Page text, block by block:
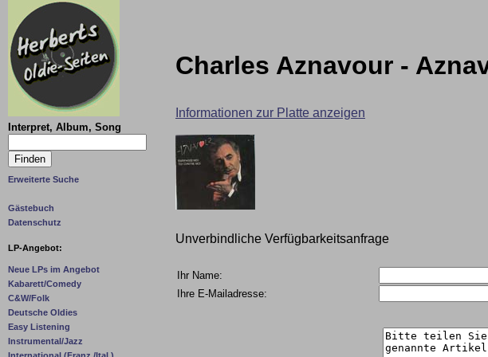
Interpret, Album, Song
Erweiterte Suche
Gästebuch
Datenschutz
LP-Angebot:
Neue LPs im Angebot
Kabarett/Comedy
C&W/Folk
Deutsche Oldies
Easy Listening
Instrumental/Jazz
Charles Aznavour -
Informationen zur Platte anzeigen
Unverbindliche Verfügbarkeitsanfrage
Ihr Name:
Ihre E-Mailadresse: